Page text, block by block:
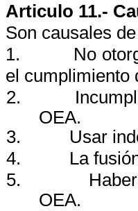
Articulo 11.-
Son causales
1.
No
el cumplimiento
2.
OEA.
3.
Usar
4.
La
5.
OEA.